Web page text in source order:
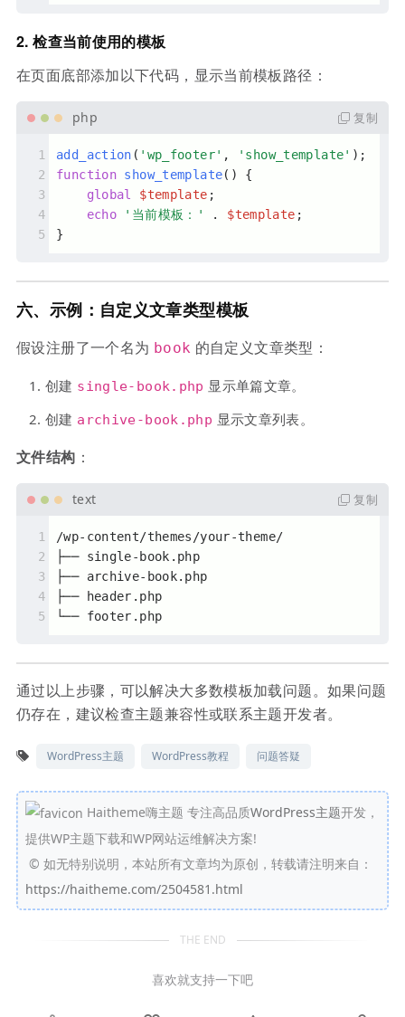
2.检查当前使用的模板
在页面底部添加以下代码，显示当前模板路径：
复制
add_action ( 'wp_footer' , 'show_template' );
function show_template( ) {
global
$template ;
echo
'当前模板：' . $template ;
}
六、示例：自定义文章类型模板
假设注册了一个名为 book 的自定义文章类型：
创建 single-book.php 显示单篇文章。
创建 archive-book.php 显示文章列表。
文件结构 ：
复制
/wp-content/themes/your-theme/
├── single-book.php
├── archive-book.php
├── header.php
└── footer.php
通过以上步骤，可以解决大多数模板加载问题。如果问题
仍存在，建议检查主题兼容性或联系主题开发者。
WordPress主题 WordPress教程 问题答疑
Haitheme嗨主题 专注高品质WordPress主题开发，
提供WP主题下载和WP网站运维解决方案!
© 如无特别说明，本站所有文章均为原创，转载请注明来自：
https://haitheme.com/2504581.html
THE END
喜欢就支持一下吧